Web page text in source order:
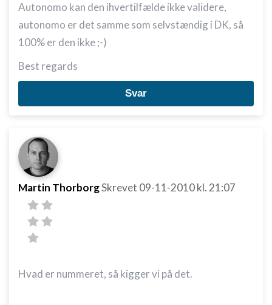
Autonomo kan den ihvertilfælde ikke validere,
autonomo er det samme som selvstændig i DK, så
100% er den ikke ;-)
Best regards
Svar
Martin ThorborgSkrevet 09-11-2010kl. 21:07
Hvad er nummeret, så kigger vi på det.